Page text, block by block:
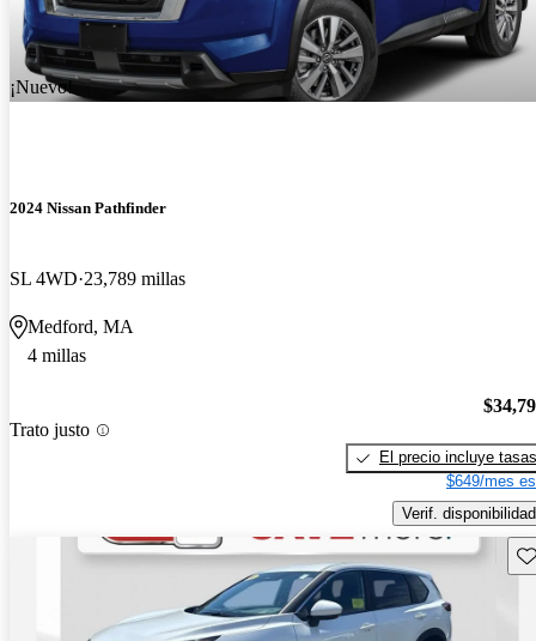
¡Nuevo!
2024 Nissan Pathfinder
SL 4WD 23,789 millas
Medford, MA
4 millas
Trato justo
El precio incluye tasas
$649/mes
Verif. disponibilidad